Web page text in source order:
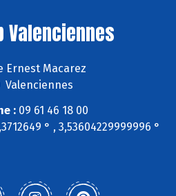
Valenciennes
Ernest Macarez
Valenciennes
: 09 61 46 18 00
° , 3,53604229999996 °